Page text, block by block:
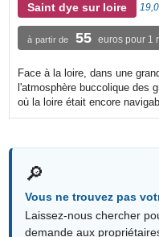
Saint dye sur loire
à partir de 55 euros pour 1
Face à la loire, dans une
l'atmosphère buccolique des
où la loire était encore
🔎
Vous ne trouvez pas
Laissez-nous chercher
demande aux